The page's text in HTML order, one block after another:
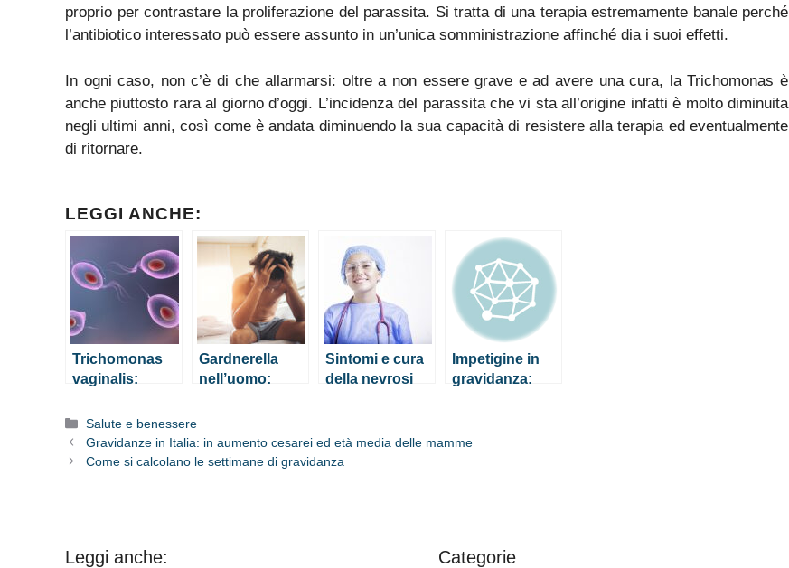
proprio per contrastare la proliferazione del parassita. Si tratta di una terapia estremamente banale perché
l’antibiotico interessato può essere assunto in un’unica somministrazione affinché dia i suoi effetti.
In ogni caso, non c’è di che allarmarsi: oltre a non essere grave e ad avere una cura, la Trichomonas è
anche piuttosto rara al giorno d’oggi. L’incidenza del parassita che vi sta all’origine infatti è molto diminuita
negli ultimi anni, così come è andata diminuendo la sua capacità di resistere alla terapia ed eventualmente
di ritornare.
LEGGI ANCHE:
Trichomonas
vaginalis:
cura
Gardnerella
nell’uomo:
dell’infezione
Sintomi e cura
della nevrosi
Impetigine in
gravidanza:
Categorie
Salute e benessere
Gravidanze in Italia: in aumento cesarei ed età media delle mamme
Come si calcolano le settimane di gravidanza
Leggi anche: Categorie